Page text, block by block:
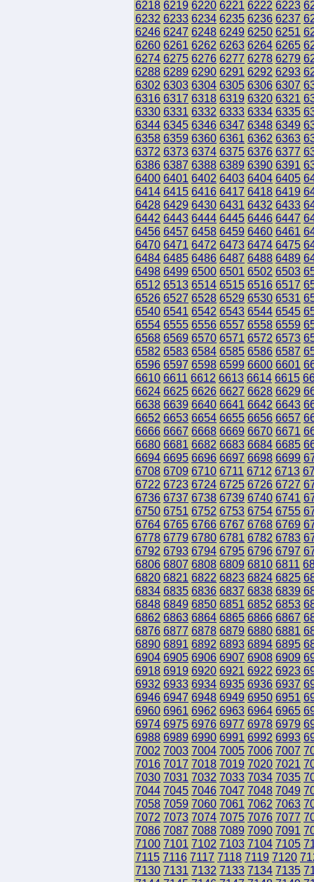
6218 6219 6220 6221 6222 6223
6232 6233 6234 6235 6236 6237
6246 6247 6248 6249 6250 6251
6260 6261 6262 6263 6264 6265
6274 6275 6276 6277 6278 6279
6288 6289 6290 6291 6292 6293
6302 6303 6304 6305 6306 6307
6316 6317 6318 6319 6320 6321
6330 6331 6332 6333 6334 6335
6344 6345 6346 6347 6348 6349
6358 6359 6360 6361 6362 6363
6372 6373 6374 6375 6376 6377
6386 6387 6388 6389 6390 6391
6400 6401 6402 6403 6404 6405
6414 6415 6416 6417 6418 6419
6428 6429 6430 6431 6432 6433
6442 6443 6444 6445 6446 6447
6456 6457 6458 6459 6460 6461
6470 6471 6472 6473 6474 6475
6484 6485 6486 6487 6488 6489
6498 6499 6500 6501 6502 6503
6512 6513 6514 6515 6516 6517
6526 6527 6528 6529 6530 6531
6540 6541 6542 6543 6544 6545
6554 6555 6556 6557 6558 6559
6568 6569 6570 6571 6572 6573
6582 6583 6584 6585 6586 6587
6596 6597 6598 6599 6600 6601
6610 6611 6612 6613 6614 6615
6624 6625 6626 6627 6628 6629
6638 6639 6640 6641 6642 6643
6652 6653 6654 6655 6656 6657
6666 6667 6668 6669 6670 6671
6680 6681 6682 6683 6684 6685
6694 6695 6696 6697 6698 6699
6708 6709 6710 6711 6712 6713
6722 6723 6724 6725 6726 6727
6736 6737 6738 6739 6740 6741
6750 6751 6752 6753 6754 6755
6764 6765 6766 6767 6768 6769
6778 6779 6780 6781 6782 6783
6792 6793 6794 6795 6796 6797
6806 6807 6808 6809 6810 6811
6820 6821 6822 6823 6824 6825
6834 6835 6836 6837 6838 6839
6848 6849 6850 6851 6852 6853
6862 6863 6864 6865 6866 6867
6876 6877 6878 6879 6880 6881
6890 6891 6892 6893 6894 6895
6904 6905 6906 6907 6908 6909
6918 6919 6920 6921 6922 6923
6932 6933 6934 6935 6936 6937
6946 6947 6948 6949 6950 6951
6960 6961 6962 6963 6964 6965
6974 6975 6976 6977 6978 6979
6988 6989 6990 6991 6992 6993
7002 7003 7004 7005 7006 7007
7016 7017 7018 7019 7020 7021
7030 7031 7032 7033 7034 7035
7044 7045 7046 7047 7048 7049
7058 7059 7060 7061 7062 7063
7072 7073 7074 7075 7076 7077
7086 7087 7088 7089 7090 7091
7100 7101 7102 7103 7104 7105
7115 7116 7117 7118 7119 7120
7130 7131 7132 7133 7134 7135